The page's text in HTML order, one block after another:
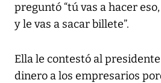
preguntó “tú vas a hacer
y le vas a sacar billete”.
Ella le contestó al
dinero a los empresarios